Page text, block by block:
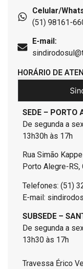
Celular/
(51) 98161-
E-mail:
HORÁRIO DE
SEDE – PORTO
De segunda a
13h30h às 17h
Rua Simão
Porto Alegre-
Telefones: (51)
E-mail:
SUBSEDE –
De segunda a
13h30 às 17h
Travessa Érico